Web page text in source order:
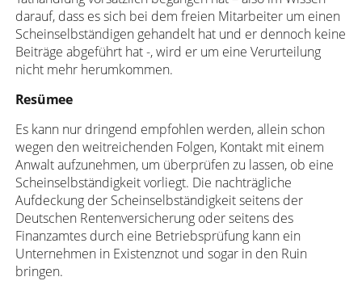
darauf, dass es sich bei dem freien Mitarbeiter um einen
Scheinselbständigen gehandelt hat und er dennoch keine
Beiträge abgeführt hat -, wird er um eine Verurteilung
nicht mehr herumkommen.
Resümee
Es kann nur dringend empfohlen werden, allein schon
wegen den weitreichenden Folgen, Kontakt mit einem
Anwalt aufzunehmen, um überprüfen zu lassen, ob eine
Scheinselbständigkeit vorliegt. Die nachträgliche
Aufdeckung der Scheinselbständigkeit seitens der
Deutschen Rentenversicherung oder seitens des
Finanzamtes durch eine Betriebsprüfung kann ein
Unternehmen in Existenznot und sogar in den Ruin
bringen.